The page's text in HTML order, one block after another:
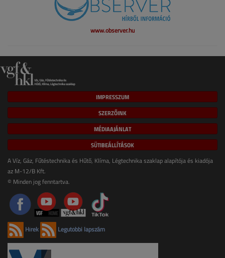
www.observer.hu
IMPRESSZUM
SZERZŐINK
MÉDIAAJÁNLAT
SÜTIBEÁLLÍTÁSOK
A Víz, Gáz, Fűtéstechnika és Hűtő, Klíma, Légtechnika szaklap alapítója és kiadója
az M-12/B Kft.
© Minden jog fenntartva.
Hírek Legutóbbi lapszám